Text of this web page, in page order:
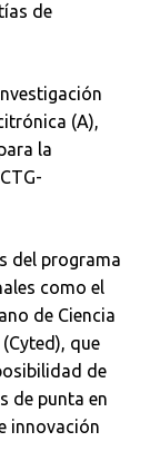
de
(A),
la
del programa
como el
de Ciencia
que
de
de punta en
innovación